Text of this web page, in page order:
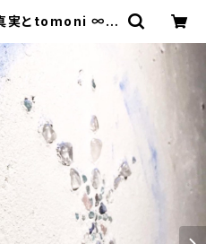
実とtomoni ∞ |
LLC.